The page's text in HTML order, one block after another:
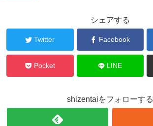
シェアする
Twitter Facebook
Pocket LINE
shizentaiをフォローする